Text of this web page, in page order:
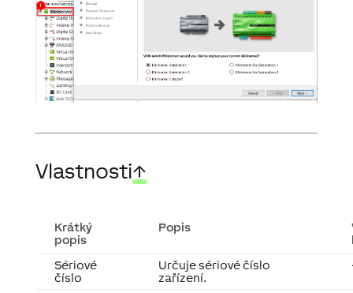
Vlastnosti↑
Krátký
popis
Popis
Sériové
číslo
Určuje sériové číslo
zařízení.